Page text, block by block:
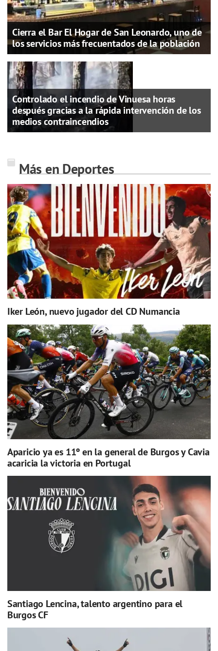
Cierra el Bar El Hogar de San Leonardo, uno de
los servicios más frecuentados de la población
Controlado el incendio de Vinuesa horas
después gracias a la rápida intervención de los
medios contraincendios
Más en Deportes
Iker León, nuevo jugador del CD Numancia
Aparicio ya es 11º en la general de Burgos y Cavia
acaricia la victoria en Portugal
Santiago Lencina, talento argentino para el
Burgos CF